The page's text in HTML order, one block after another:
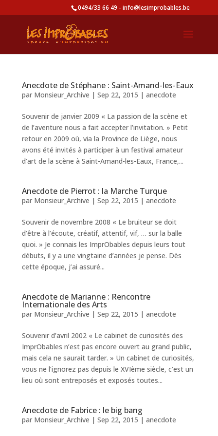
0494/33 66 49 - info@lesimprobables.be
Anecdote de Stéphane : Saint-Amand-les-Eaux
par Monsieur_Archive | Sep 22, 2015 | anecdote
Souvenir de janvier 2009 « La passion de la scène et
de l’aventure nous a fait accepter l’invitation. » Petit
retour en 2009 où, via la Province de Liège, nous
avons été invités à participer à un festival amateur
d’art de la scène à Saint-Amand-les-Eaux, France,...
Anecdote de Pierrot : la Marche Turque
par Monsieur_Archive | Sep 22, 2015 | anecdote
Souvenir de novembre 2008 « Le bruiteur se doit
d’être à l’écoute, créatif, attentif, vif, … sur la balle
quoi. » Je connais les ImprObables depuis leurs tout
débuts, il y a une vingtaine d’années je pense. Dès
cette époque, j’ai assuré...
Anecdote de Marianne : Rencontre
Internationale des Arts
par Monsieur_Archive | Sep 22, 2015 | anecdote
Souvenir d’avril 2002 « Le cabinet de curiosités des
ImprObables n’est pas encore ouvert au grand public,
mais cela ne saurait tarder. » Un cabinet de curiosités,
vous ne l’ignorez pas depuis le XVIème siècle, c’est un
lieu où sont entreposés et exposés toutes...
Anecdote de Fabrice : le big bang
par Monsieur_Archive | Sep 22, 2015 | anecdote